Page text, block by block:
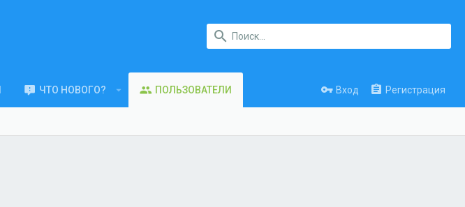
ЧТО НОВОГО? ПОЛЬЗОВАТЕЛИ Вход Регистрация